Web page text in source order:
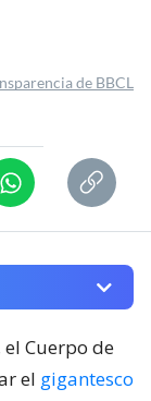
de BBCL
Cuerpo de
el gigantesco